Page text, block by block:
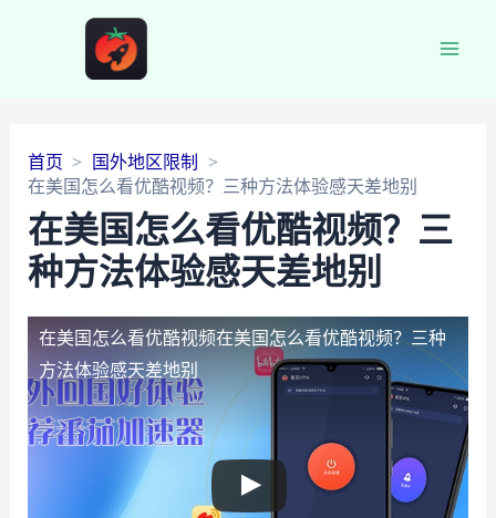
首页
国外地区限制
在美国怎么看优酷视频？三种方法体验感天差地别
在美国怎么看优酷视频？三
种方法体验感天差地别
在美国怎么看优酷视频在美国怎么看优酷视频？三种
方法体验感天差地别